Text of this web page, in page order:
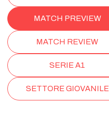
MATCH PREVIEW
MATCH REVIEW
SERIE A1
SETTORE GIOVANILE